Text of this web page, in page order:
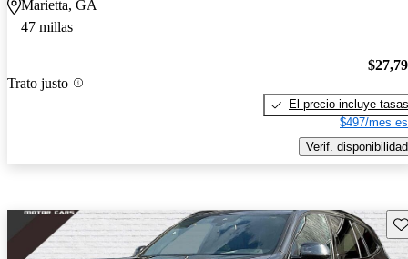
Marietta, GA
47 millas
Trato justo
El precio incluye tasas
$497/mes
Verif. disponibilidad